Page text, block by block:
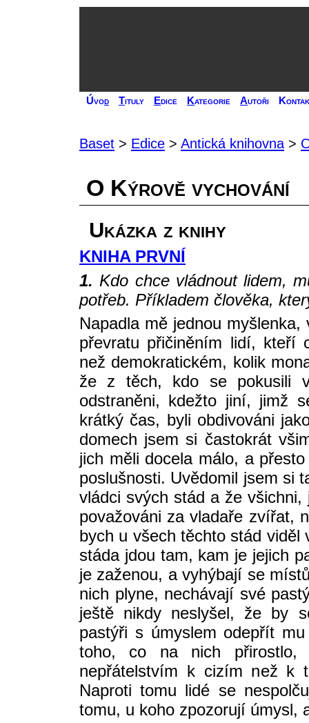
Úvod Tituly Edice Kategorie Autoři
Baset > Edice > Antická knihovna >
O Kýrově vychování
Ukázka z knihy
KNIHA PRVNÍ
1. Kdo chce vládnout lidem,
potřeb. Příkladem člověka,
Napadla mě jednou
převratu přičiněním lidí, kteří
než demokratickém, kolik
že z těch, kdo se pokusili
odstraněni, kdežto jiní, jimž
krátký čas, byli obdivováni
domech jsem si častokrát
jich měli docela málo, a
poslušnosti. Uvědomil jsem si
vládci svých stád a že
považováni za vladaře zvířat,
bych u všech těchto stád
stáda jdou tam, kam je jejich
je zaženou, a vyhýbají se
nich plyne, nechávají své
ještě nikdy neslyšel, že by
pastýři s úmyslem odepřít
toho, co na nich
nepřátelstvím k cizím než k
Naproti tomu lidé se
tomu, u koho zpozorují úmysl,